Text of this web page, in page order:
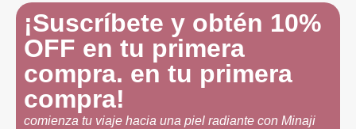
¡Suscríbete y obtén 10%
OFF en tu primera
compra. en tu primera
compra!
comienza tu viaje hacia una piel radiante con Minaji